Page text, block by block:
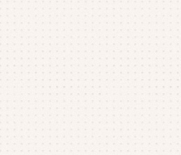
2025年4月